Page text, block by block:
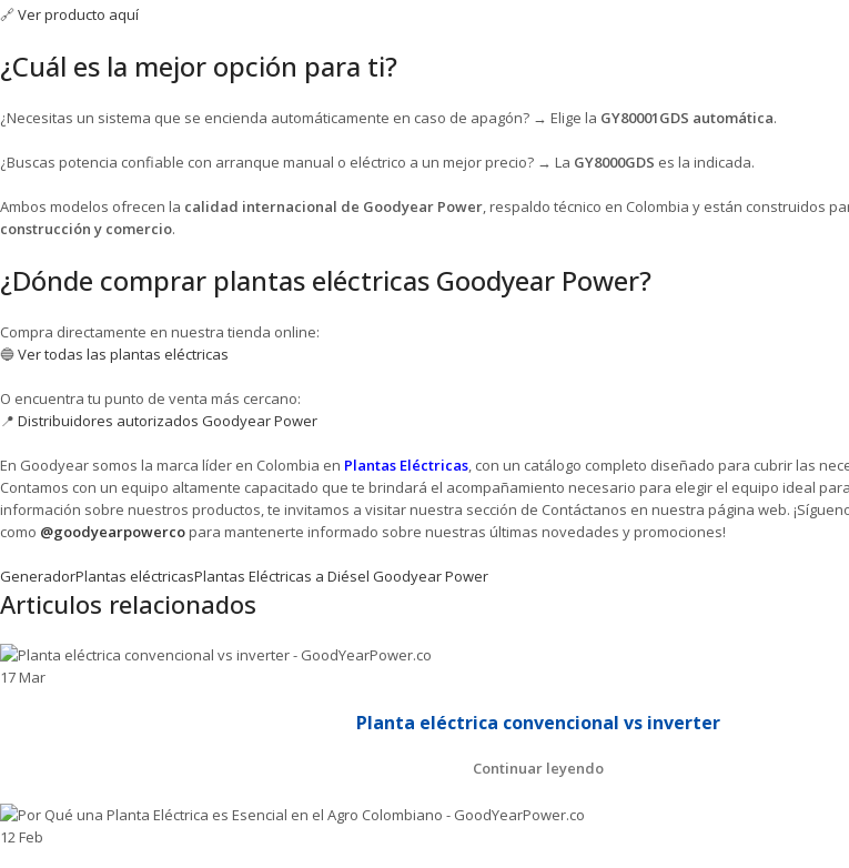
🔗Ver producto aquí
¿Cuál es la mejor opción para ti?
¿Necesitas un sistema que se encienda automáticamente en caso de apagón? → Elige la GY80001GDS automática.
¿Buscas potencia confiable con arranque manual o eléctrico a un mejor precio? → La GY8000GDS es la indicada.
Ambos modelos ofrecen la calidad internacional de Goodyear Power , respaldo técnico en Colombia y están construidos
construcción y comercio.
¿Dónde comprar plantas eléctricas Goodyear Power?
Compra directamente en nuestra tienda online:
🔵Ver todas las plantas eléctricas
O encuentra tu punto de venta más cercano:
📍 Distribuidores autorizados Goodyear Power
En Goodyear somos la marca líder en Colombia en Plantas Eléctricas , con un catálogo completo diseñado para cubrir las
Contamos con un equipo altamente capacitado que te brindará el acompañamiento necesario para elegir el equipo ideal
información sobre nuestros productos, te invitamos a visitar nuestra sección de Contáctanos en nuestra página web.
como @goodyearpowercopara mantenerte informado sobre nuestras últimas novedades y promociones!
GeneradorPlantas eléctricasPlantas Eléctricas a Diésel Goodyear Power
Articulos relacionados
17Mar
Planta eléctrica convencional vs inverter
Continuar leyendo
12 Feb